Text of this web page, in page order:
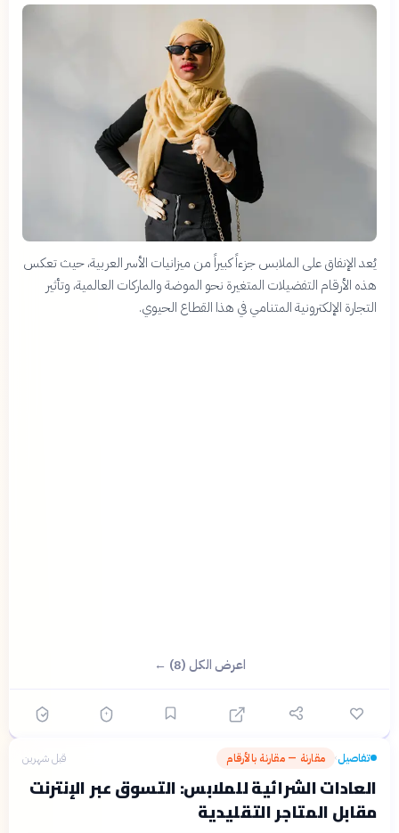
يُعد الإنفاق على الملابس جزءاً كبيراً من ميزانيات الأسر العربية، حيث تعكس
هذه الأرقام التفضيلات المتغيرة نحو الموضة والماركات العالمية، وتأثير
التجارة الإلكترونية المتنامي في هذا القطاع الحيوي.
اعرض الكل (8) ←
تفاصيل› مقارنة — مقارنة بالأرقام قبل شهرين
العادات الشرائية للملابس: التسوق عبر الإنترنت
مقابل المتاجر التقليدية